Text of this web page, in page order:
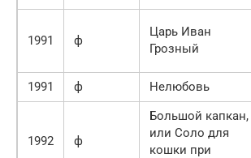
1991 ф
Царь Иван
Грозный
1991
ф Нелюбовь
1992 ф
Большой капкан,
или Соло для
кошки при